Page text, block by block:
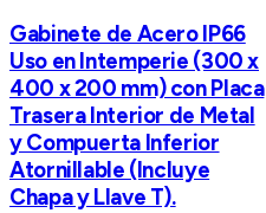
Gabinete de Acero IP66
Uso en Intemperie (300 x
400 x 200 mm) con Placa
Trasera Interior de Metal
y Compuerta Inferior
Atornillable (Incluye
Chapa y Llave T).